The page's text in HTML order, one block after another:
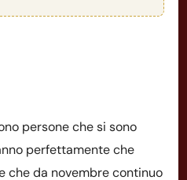
persone che si sono
perfettamente che
che da novembre continuo